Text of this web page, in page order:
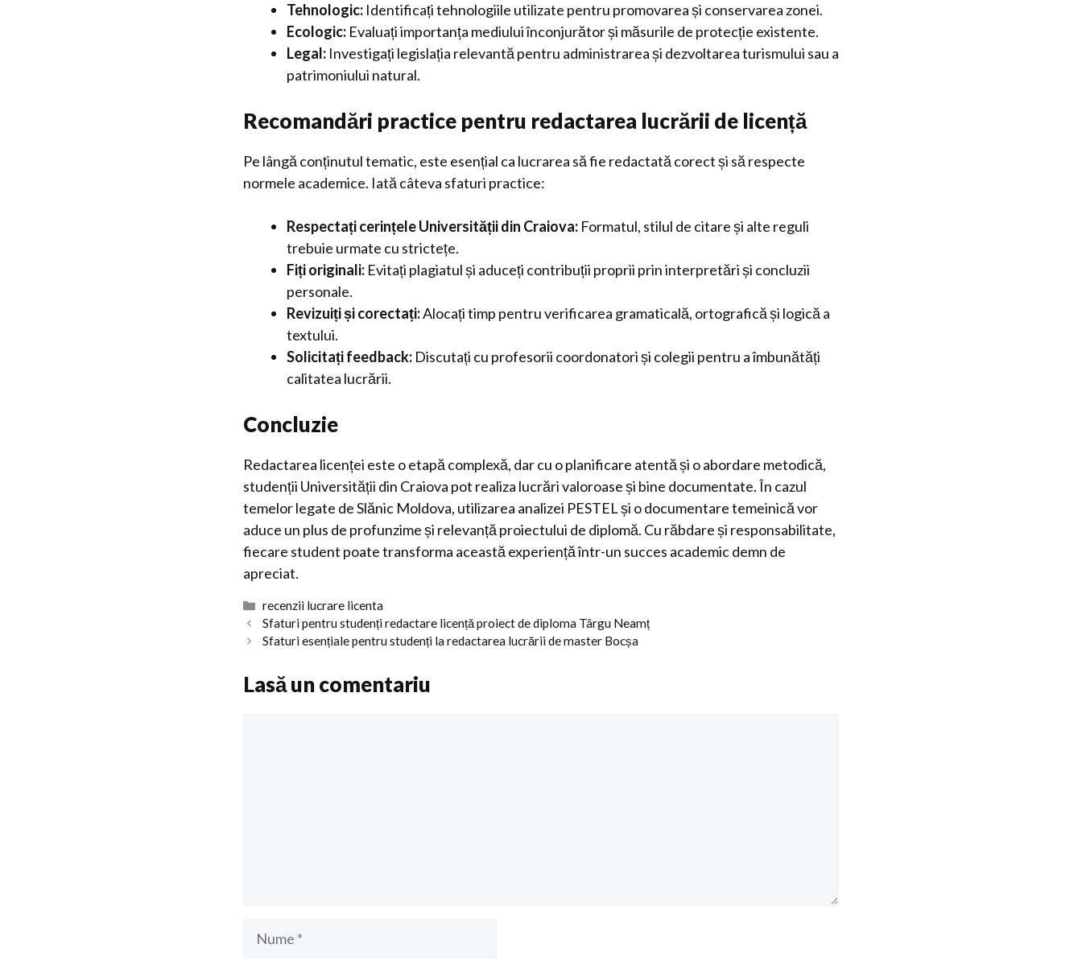
Tehnologic: Identificați tehnologiile utilizate pentru promovarea și conservarea zonei.
Ecologic: Evaluați importanța mediului înconjurător și măsurile de protecție existente.
Legal: Investigați legislația relevantă pentru administrarea și dezvoltarea turismului sau a
patrimoniului natural.
Recomandări practice pentru redactarea lucrării de licență
Pe lângă conținutul tematic, este esențial ca lucrarea să fie redactată corect și să respecte
normele academice. Iată câteva sfaturi practice:
Respectați cerințele Universității din Craiova: Formatul, stilul de citare și alte reguli
trebuie urmate cu strictețe.
Fiți originali: Evitați plagiatul și aduceți contribuții proprii prin interpretări și concluzii
personale.
Revizuiți și corectați:Alocați timp pentru verificarea gramaticală, ortografică și logică a
textului.
Solicitați feedback: Discutați cu profesorii coordonatori și colegii pentru a îmbunătăți
calitatea lucrării.
Concluzie
Redactarea licenței este o etapă complexă, dar cu o planificare atentă și o abordare metodică,
studenții Universității din Craiova pot realiza lucrări valoroase și bine documentate. În cazul
temelor legate de Slănic Moldova, utilizarea analizei PESTEL și o documentare temeinică vor
aduce un plus de profunzime și relevanță proiectului de diplomă. Cu răbdare și responsabilitate,
fiecare student poate transforma această experiență într-un succes academic demn de
apreciat.
Categorii
recenzii lucrare licenta
Sfaturi pentru studenți redactare licență proiect de diploma Târgu Neamț
Sfaturi esențiale pentru studenți la redactarea lucrării de master Bocșa
Lasă un comentariu